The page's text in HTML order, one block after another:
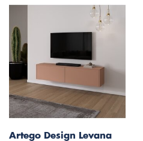
Artego Design Levana